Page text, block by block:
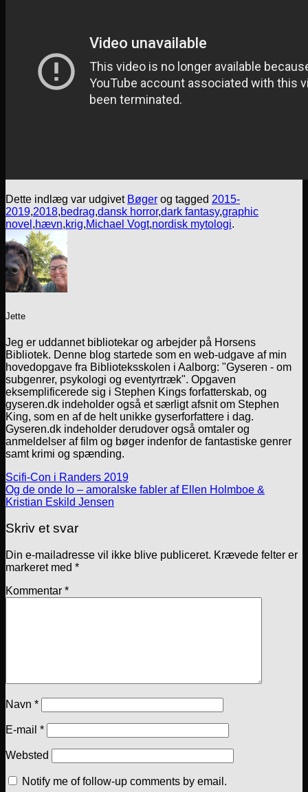
Dette indlæg var udgivet Bøger og tagged 2015-
2019,2018,bedrag,dansk horror,dark fantasy,graphic
novel ,hævn,krig,Michael Vogt,nordisk mytologi.
Jette
Jeg er uddannet bibliotekar og arbejder på Horsens
Bibliotek. Denne blog startede som en web-udgave af min
hovedopgave fra Biblioteksskolen i Aalborg: "Gyseren - om
subgenrer, psykologi og eventyrtræk". Opgaven
eksemplificerede sig i Stephen Kings forfatterskab, og
gyseren.dk indeholder også et særligt afsnit om Stephen
King, som en af de helt unikke gyserforfattere i dag.
Gyseren.dk indeholder derudover også omtaler og
anmeldelser af film og bøger indenfor de fantastiske genrer
samt krimi og spænding.
Scifi-Con i Randers 2019
Og de onde lo – amoralske fabler af Ellen Holmboe &
Kristian Eskild Jensen
Skriv et svar
Din e-mailadresse vil ikke blive publiceret. Krævede felter er
markeret med *
Kommentar *
Navn *
E-mail *
Websted
Notify me of follow-up comments by email.